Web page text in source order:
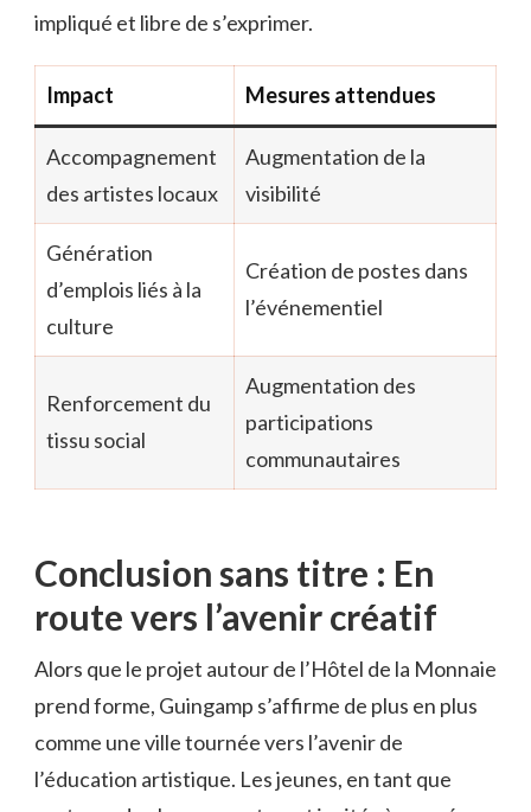
impliqué et libre de s’exprimer.
Impact Mesures attendues
Accompagnement
des artistes locaux
Augmentation de la
visibilité
Génération
d’emplois liés à la
culture
Création de postes dans
l’événementiel
Renforcement du
tissu social
Augmentation des
participations
communautaires
Conclusion sans titre : En
route vers l’avenir créatif
Alors que le projet autour de l’Hôtel de la Monnaie
prend forme, Guingamp s’affirme de plus en plus
comme une ville tournée vers l’avenir de
l’éducation artistique. Les jeunes, en tant que